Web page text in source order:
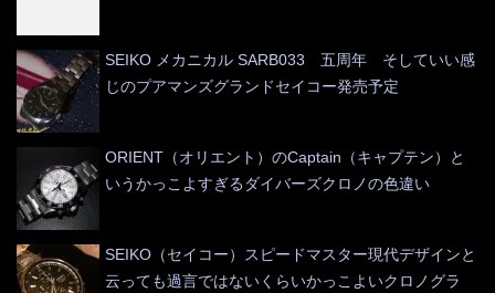
SEIKO メカニカル SARB033 五周年 そしていい感
じのプアマンズグランドセイコー発売予定
ORIENT（オリエント）のCaptain（キャプテン）と
いうかっこよすぎるダイバーズクロノの色違い
SEIKO（セイコー）スピードマスター現代デザインと
云っても過言ではないくらいかっこよいクロノグラ